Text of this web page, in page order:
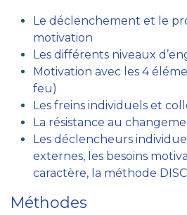
Le déclenchement et le
motivation
Les différents niveaux
Motivation avec les 4
feu)
Les freins individuels et
La résistance au
Les déclencheurs
externes, les besoins
caractère, la méthode DISC
Méthodes